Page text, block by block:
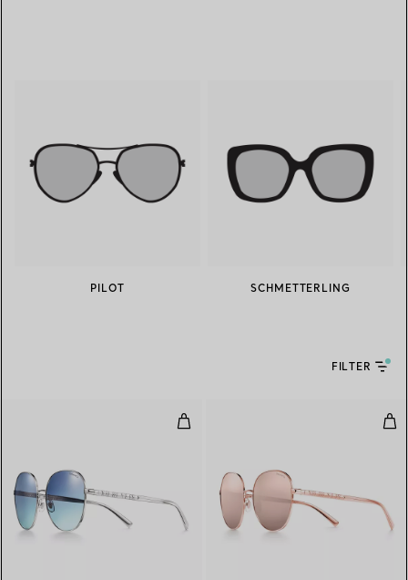
PILOT SCHMETTERLING
FILTER
Runde Sonnenbrille aus